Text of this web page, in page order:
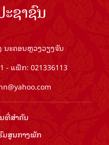
ຊາຊົນ
ະຄອນຫຼວງວຽງຈັນ
- ແຟັກ: 021336113
ທີ່​ສຳ​ຄັນ​
ມ​ສູນ​ກາງ​ພັກ